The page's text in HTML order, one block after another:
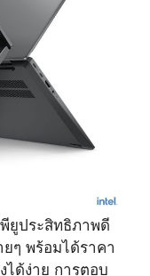
ยูประสิทธิภาพดี
ๆ พร้อมได้ราคา
ได้ง่าย การตอบ